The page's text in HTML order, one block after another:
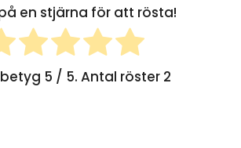
en stjärna för att rösta!
5 / 5. Antal röster 2